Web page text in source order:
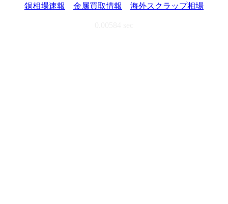
銅相場速報
金属買取情報 海外スクラップ相場